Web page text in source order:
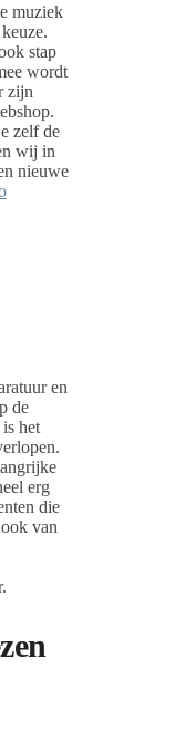
muziek
stap
wordt
zijn
zelf de
wij in
nieuwe
en
de
het
erg
die
van